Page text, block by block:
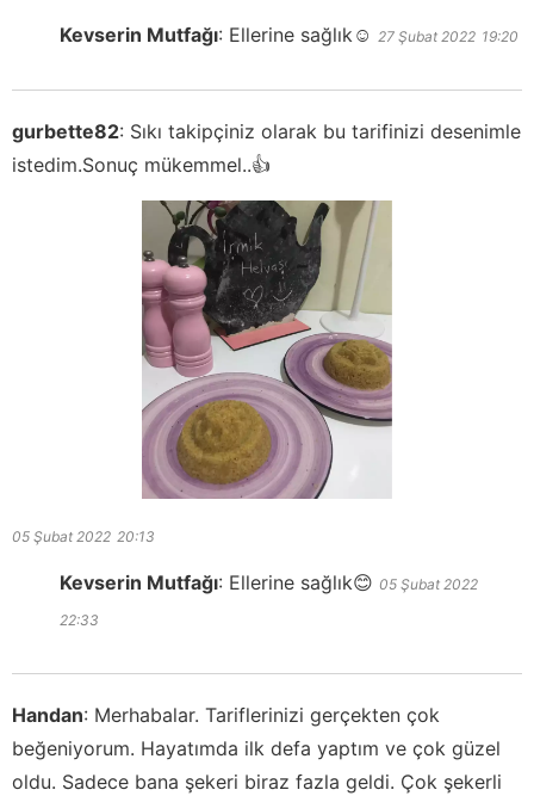
Kevserin Mutfağı: Ellerine sağlık☺️ 27 Şubat 2022 19:20
gurbette82: Sıkı takipçiniz olarak bu tarifinizi desenimle
istedim.Sonuç mükemmel..👍
05 Şubat 2022 20:13
Kevserin Mutfağı: Ellerine sağlık😊 05 Şubat 2022
22:33
Handan: Merhabalar. Tariflerinizi gerçekten çok
beğeniyorum. Hayatımda ilk defa yaptım ve çok güzel
oldu. Sadece bana şekeri biraz fazla geldi. Çok şekerli